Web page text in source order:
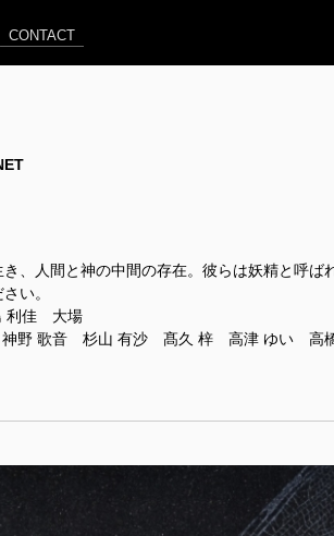
CONTACT
、人間と神の中間の存在。彼らは妖精と呼ば
い。
利佳 大場
歌音 杉山 有沙 髙久 梓 高津 ゆい